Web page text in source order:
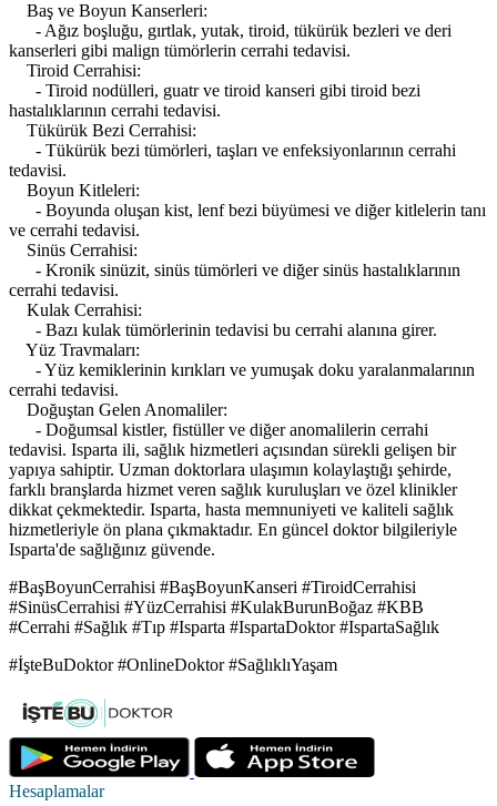
Baş ve Boyun Kanserleri:
- Ağız boşluğu, gırtlak, yutak, tiroid, tükürük bezleri ve deri
kanserleri gibi malign tümörlerin cerrahi tedavisi.
Tiroid Cerrahisi:
- Tiroid nodülleri, guatr ve tiroid kanseri gibi tiroid bezi
hastalıklarının cerrahi tedavisi.
Tükürük Bezi Cerrahisi:
- Tükürük bezi tümörleri, taşları ve enfeksiyonlarının cerrahi
tedavisi.
Boyun Kitleleri:
- Boyunda oluşan kist, lenf bezi büyümesi ve diğer kitlelerin tanı
ve cerrahi tedavisi.
Sinüs Cerrahisi:
- Kronik sinüzit, sinüs tümörleri ve diğer sinüs hastalıklarının
cerrahi tedavisi.
Kulak Cerrahisi:
- Bazı kulak tümörlerinin tedavisi bu cerrahi alanına girer.
Yüz Travmaları:
- Yüz kemiklerinin kırıkları ve yumuşak doku yaralanmalarının
cerrahi tedavisi.
Doğuştan Gelen Anomaliler:
- Doğumsal kistler, fistüller ve diğer anomalilerin cerrahi
tedavisi. Isparta ili, sağlık hizmetleri açısından sürekli gelişen bir
yapıya sahiptir. Uzman doktorlara ulaşımın kolaylaştığı şehirde,
farklı branşlarda hizmet veren sağlık kuruluşları ve özel klinikler
dikkat çekmektedir. Isparta, hasta memnuniyeti ve kaliteli sağlık
hizmetleriyle ön plana çıkmaktadır. En güncel doktor bilgileriyle
Isparta'de sağlığınız güvende.
#BaşBoyunCerrahisi #BaşBoyunKanseri #TiroidCerrahisi
#SinüsCerrahisi #YüzCerrahisi #KulakBurunBoğaz #KBB
#Cerrahi #Sağlık #Tıp #Isparta #IspartaDoktor #IspartaSağlık
#İşteBuDoktor #OnlineDoktor #SağlıklıYaşam
Hesaplamalar